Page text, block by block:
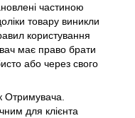
частиною
товару виникли
користування
має право брати
або через свого
Отримувача.
для клієнта